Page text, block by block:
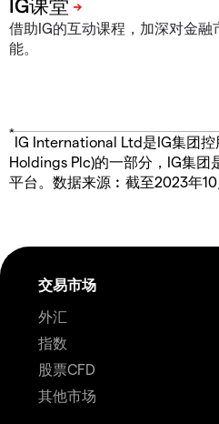
借助IG的互动课程，加深对金
能。
*
IG International Ltd是IG集团
Holdings Plc)的一部分，IG集团
平台。数据来源︰截至2023年10
交易市场
外汇
指数
股票CFD
其他市场